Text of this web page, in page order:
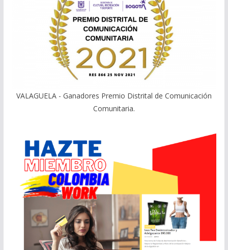
VALAGUELA - Ganadores Premio Distrital de Comunicación
Comunitaria.